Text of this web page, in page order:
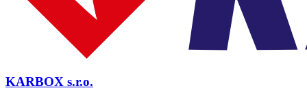
KARBOX s.r.o.